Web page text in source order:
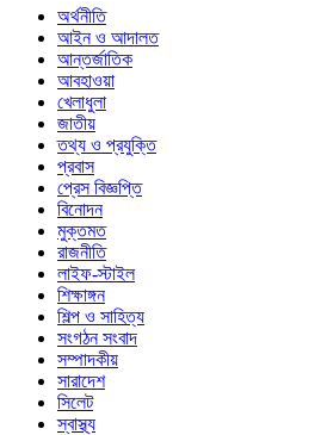
অর্থনীতি
আইন ও আদালত
আন্তর্জাতিক
আবহাওয়া
খেলাধুলা
জাতীয়
তথ্য ও প্রযুক্তি
প্রবাস
প্রেস বিজ্ঞপ্তি
বিনোদন
মুক্তমত
রাজনীতি
লাইফ-স্টাইল
শিক্ষাঙ্গন
শিল্প ও সাহিত্য
সংগঠন সংবাদ
সম্পাদকীয়
সারাদেশ
সিলেট
স্বাস্থ্য